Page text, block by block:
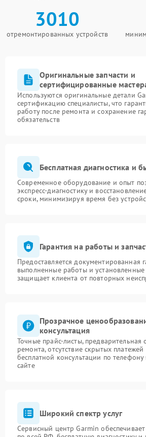
3010
отремонтированных устройств
Оригинальные запчасти и
сертифицированные
Используются оригинальные детали
сертификацию специалисты, что
работу после ремонта и сохранение
обязательств
Бесплатная диагностика и
Современное оборудование и опыт
экспресс-диагностику и
сроки, минимизируя время без
Гарантия на работы и
Предоставляется документированная
выполненные работы и установленные
защищает клиента от повторных
Прозрачное
консультация
Точные прайс-листы, предварительная
ремонта, отсутствие скрытых
бесплатной консультации по
сайте
Широкий спектр услуг
Сервисный центр Garmin